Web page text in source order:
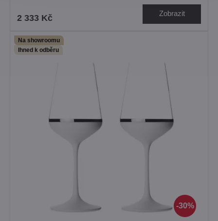
2 333 Kč Zobrazit
30%
Na showroomu
Ihned k odběru